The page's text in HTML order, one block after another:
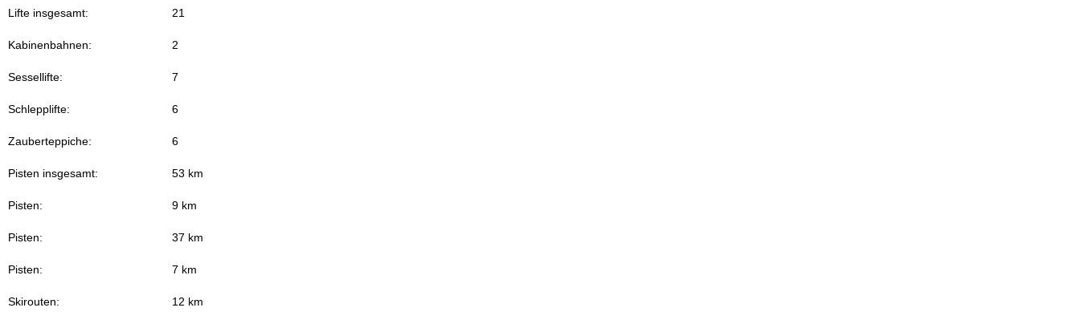
Lifte insgesamt: 21
Kabinenbahnen: 2
Sessellifte: 7
Schlepplifte: 6
Zauberteppiche: 6
Pisten insgesamt: 53 km
Pisten: 9 km
Pisten: 37 km
Pisten: 7 km
Skirouten: 12 km